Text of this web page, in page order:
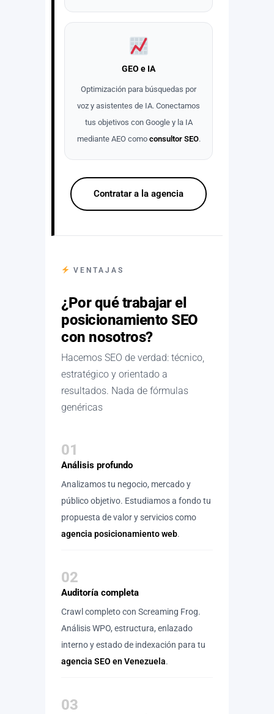
GEO e IA
Optimización para búsquedas por
voz y asistentes de IA. Conectamos
tus objetivos con Google y la IA
mediante AEO como consultor SEO.
Contratar a la agencia
VENTAJAS
¿Por qué trabajar el
posicionamiento SEO
con nosotros?
Hacemos SEO de verdad: técnico,
estratégico y orientado a
resultados. Nada de fórmulas
genéricas
01
Análisis profundo
Analizamos tu negocio, mercado y
público objetivo. Estudiamos a fondo tu
propuesta de valor y servicios como
agencia posicionamiento web.
02
Auditoría completa
Crawl completo con Screaming Frog.
Análisis WPO, estructura, enlazado
interno y estado de indexación para tu
agencia SEO en Venezuela.
03